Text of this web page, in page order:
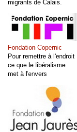
migrants de Calais.
Fondation Copernic
Pour remettre à l'endroit
ce que le libéralisme
met à l'envers